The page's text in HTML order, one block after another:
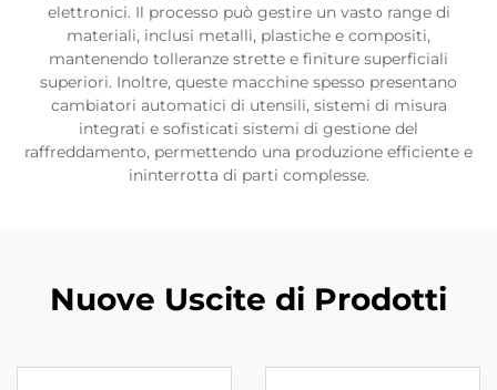
elettronici. Il processo può gestire un vasto range di
materiali, inclusi metalli, plastiche e compositi,
mantenendo tolleranze strette e finiture superficiali
superiori. Inoltre, queste macchine spesso presentano
cambiatori automatici di utensili, sistemi di misura
integrati e sofisticati sistemi di gestione del
raffreddamento, permettendo una produzione efficiente e
ininterrotta di parti complesse.
Nuove Uscite di Prodotti